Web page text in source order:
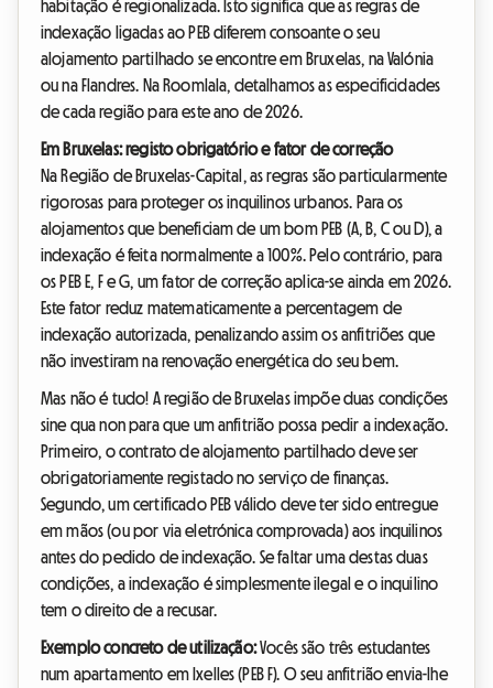
habitação é regionalizada. Isto significa que as regras de
indexação ligadas ao PEB diferem consoante o seu
alojamento partilhado se encontre em Bruxelas, na Valónia
ou na Flandres. Na Roomlala, detalhamos as especificidades
de cada região para este ano de 2026.
Em Bruxelas: registo obrigatório e fator de correção
Na Região de Bruxelas-Capital, as regras são particularmente
rigorosas para proteger os inquilinos urbanos. Para os
alojamentos que beneficiam de um bom PEB (A, B, C ou D), a
indexação é feita normalmente a 100%. Pelo contrário, para
os PEB E, F e G, um fator de correção aplica-se ainda em 2026.
Este fator reduz matematicamente a percentagem de
indexação autorizada, penalizando assim os anfitriões que
não investiram na renovação energética do seu bem.
Mas não é tudo! A região de Bruxelas impõe duas condições
sine qua non para que um anfitrião possa pedir a indexação.
Primeiro, o contrato de alojamento partilhado deve ser
obrigatoriamente registado no serviço de finanças.
Segundo, um certificado PEB válido deve ter sido entregue
em mãos (ou por via eletrónica comprovada) aos inquilinos
antes do pedido de indexação. Se faltar uma destas duas
condições, a indexação é simplesmente ilegal e o inquilino
tem o direito de a recusar.
Exemplo concreto de utilização:Vocês são três estudantes
num apartamento em Ixelles (PEB F). O seu anfitrião envia-lhe